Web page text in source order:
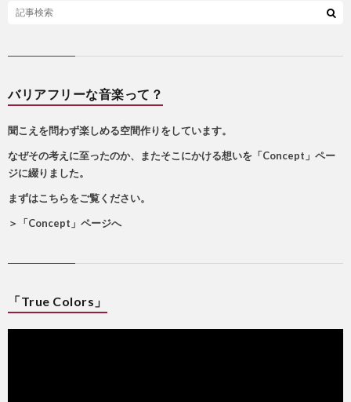
バリアフリーな音楽って？
聞こえを問わず楽しめる空間作りをしています。
なぜその考えに至ったのか、またそこにかける想いを「Concept」ペー
ジに綴りました。
まずはこちらをご覧ください。
＞
「Concept」ページへ
「True Colors」
動